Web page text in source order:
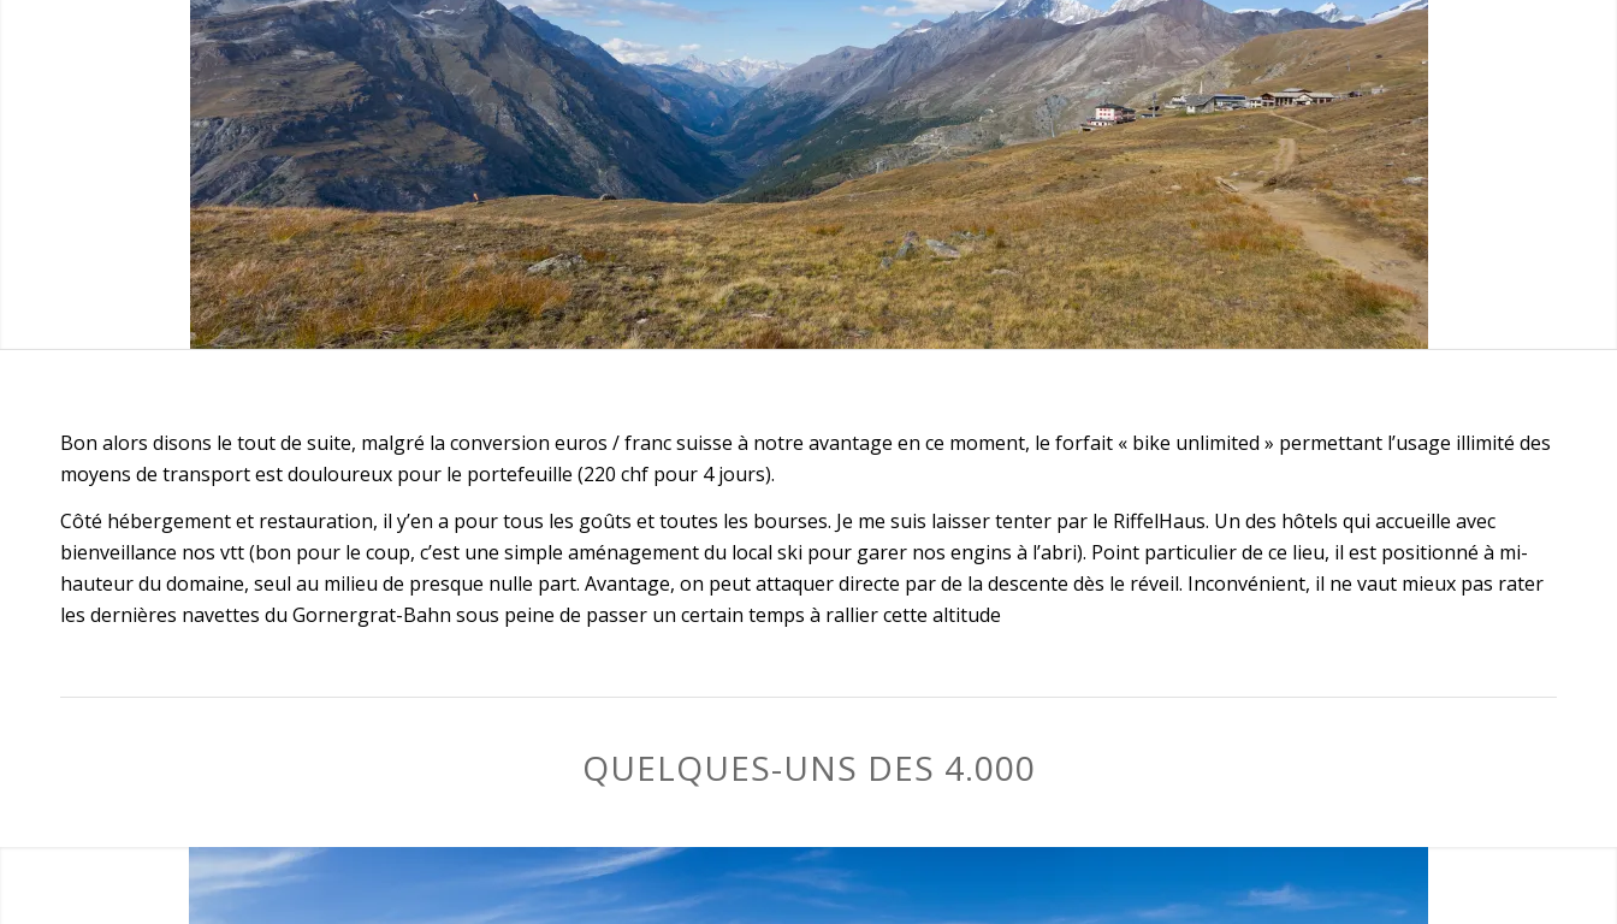
Bon alors disons le tout de suite, malgré la conversion euros / franc suisse à notre avantage en ce moment, le forfait « bike unlimited » permettant l’usage illimité des
moyens de transport est douloureux pour le portefeuille (220 chf pour 4 jours).
Côté hébergement et restauration, il y’en a pour tous les goûts et toutes les bourses. Je me suis laisser tenter par le RiffelHaus. Un des hôtels qui accueille avec
bienveillance nos vtt (bon pour le coup, c’est une simple aménagement du local ski pour garer nos engins à l’abri). Point particulier de ce lieu, il est positionné à mi-
hauteur du domaine, seul au milieu de presque nulle part. Avantage, on peut attaquer directe par de la descente dès le réveil. Inconvénient, il ne vaut mieux pas rater
les dernières navettes du Gornergrat-Bahn sous peine de passer un certain temps à rallier cette altitude
QUELQUES-UNS DES 4.000